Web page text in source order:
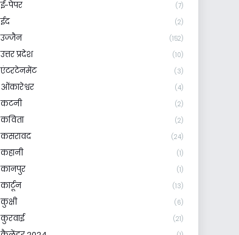
ई-पेपर (7)
ईद (2)
उज्जैन (152)
उत्तर प्रदेश (10)
एंटरटेनमेंट (3)
ओंकारेश्वर (4)
कटनी (2)
कविता (2)
कसरावद (24)
कहानी (1)
कानपुर (1)
कार्टून (13)
कुक्षी (6)
कुरवाई (21)